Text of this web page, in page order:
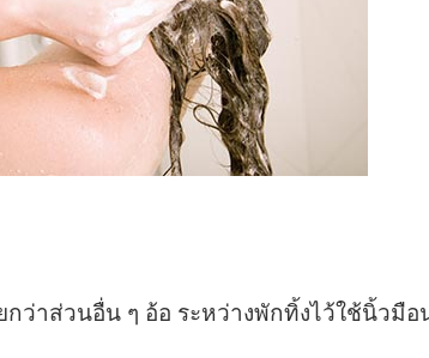
ว่าส่วนอื่น ๆ อ้อ ระหว่างพักทิ้งไว้ใช้นิ้วมื